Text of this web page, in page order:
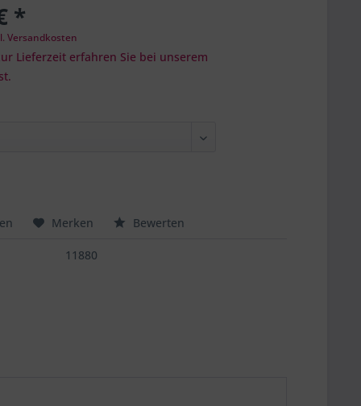
*
Versandkosten
Lieferzeit erfahren Sie bei unserem
Merken Bewerten
11880